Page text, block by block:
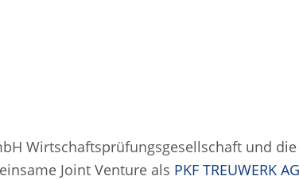
Wirtschaftsprüfungsgesellschaft und
Joint Venture als PKF TREUWERK